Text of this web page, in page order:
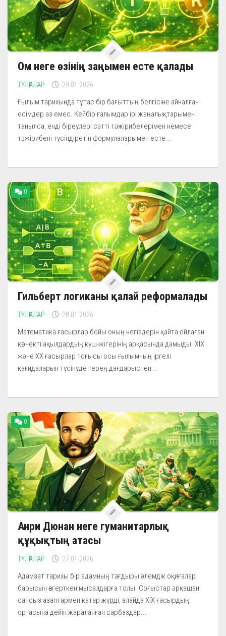
Ом неге өзінің заңымен есте қалады
ТҰЛҒАЛАР 29.01.2026
Ғылым тарихында тұтас бір бағыттың белгісіне айналған
есімдер аз емес. Кейбір ғалымдар ірі жаңалықтарымен
танылса, енді біреулері сәтті тәжірибелерімен немесе
тәжірибені түсіндіретін формулаларымен есте...
0
Гильберт логиканы қалай реформалады
ТҰЛҒАЛАР 28.01.2026
Математика ғасырлар бойы оның негіздерін қайта ойлаған
көрнекті ақылдардың күш-жігерінің арқасында дамыды. XIX
және XX ғасырлар тоғысы осы ғылымның іргелі
қағидаларын түсінуде терең дағдарыспен...
0
Анри Дюнан неге гуманитарлық
құқықтың атасы
ТҰЛҒАЛАР 27.01.2026
Адамзат тарихы бір адамның тағдыры әлемдік оқиғалар
барысын өзгерткен мысалдарға толы. Соғыстар әрқашан
сансыз азаптармен қатар жүрді, алайда XIX ғасырдың
ортасына дейін жараланған сарбаздар...